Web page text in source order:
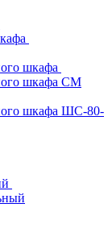
шкафа
шкафа СМ
шкафа ШС-80-